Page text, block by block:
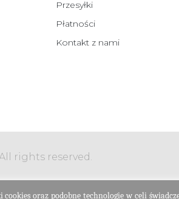
Przesyłki
Płatności
Kontakt z nami
oraz podobne technologie w celi
rights reserved.